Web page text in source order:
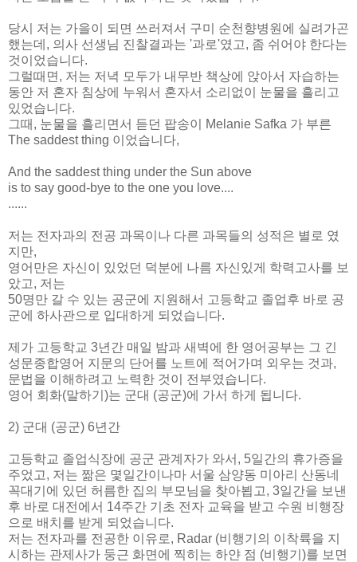
당시 저는 가을이 되면 쓰러져서 구미 순천향병원에 실려가곤
했는데, 의사 선생님 진찰결과는 '과로'였고, 좀 쉬어야 한다는
것이었습니다.
그럴때면, 저는 저녁 모두가 내무반 책상에 앉아서 자습하는
동안 저 혼자 침상에 누워서 혼자서 소리없이 눈물을 흘리고
있었습니다.
그때, 눈물을 흘리면서 듣던 팝송이 Melanie Safka 가 부른
The saddest thing 이었습니다,
And the saddest thing under the Sun above
is to say good-bye to the one you love....
......
저는 전자과의 전공 과목이나 다른 과목들의 성적은 별로 였
지만,
영어만은 자신이 있었던 덕분에 나름 자신있게 학력고사를 보
았고, 저는
50명만 갈 수 있는 공군에 지원해서 고등학교 졸업후 바로 공
군에 하사관으로 입대하게 되었습니다.
제가 고등학교 3년간 매일 밤과 새벽에 한 영어공부는 그 긴
성문종합영어 지문의 단어를 노트에 적어가며 외우는 것과,
문법을 이해하려고 노력한 것이 전부였습니다.
영어 회화(말하기)는 군대 (공군)에 가서 하게 됩니다.
2) 군대 (공군) 6년간
고등학교 졸업식장에 공군 관계자가 와서, 5일간의 휴가증을
주었고, 저는 짦은 몇일간이나마 서울 삼양동 미아리 산동네
꼭대기에 있던 허름한 집의 부모님을 찾아뵙고, 3일간을 보낸
후 바로 대전에서 14주간 기초 전자 교육을 받고 수원 비행장
으로 배치를 받게 되었습니다.
저는 전자과를 전공한 이유로, Radar (비행기의 이착륙을 지
시하는 관제사가 둥근 화면에 찍히는 하얀 점 (비행기)를 보면